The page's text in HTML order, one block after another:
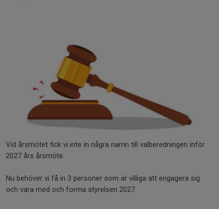
Vid årsmötet fick vi inte in några namn till valberedningen inför
2027 års årsmöte.
Nu behöver vi få in 3 personer som är villiga att engagera sig
och vara med och forma styrelsen 2027.